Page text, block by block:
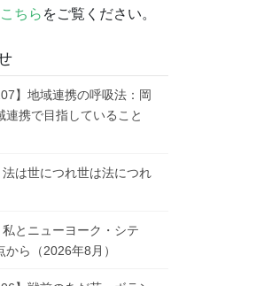
こちら をご覧ください。
】地域連携の呼吸法：岡
連携で目指していること
法は世につれ世は法につれ
私とニューヨーク・シテ
から（2026年8月）